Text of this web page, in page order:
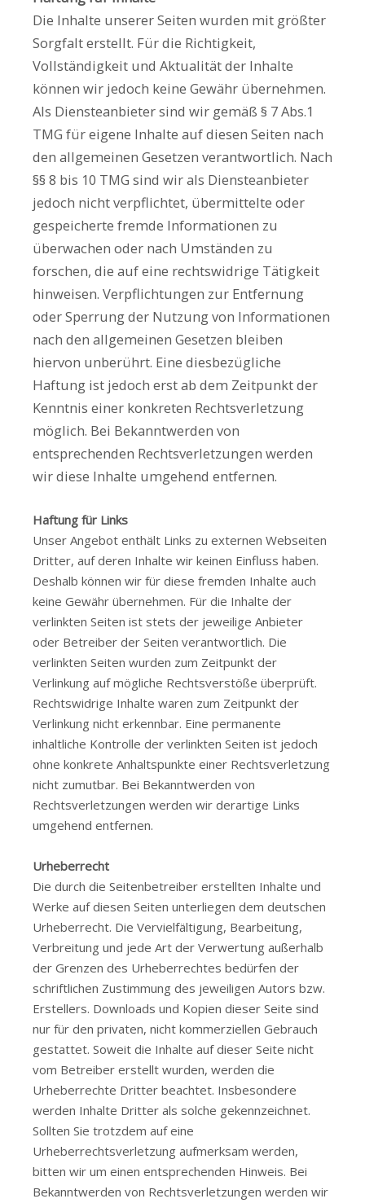
Die Inhalte unserer Seiten wurden mit größter
Sorgfalt erstellt. Für die Richtigkeit,
Vollständigkeit und Aktualität der Inhalte
können wir jedoch keine Gewähr übernehmen.
Als Diensteanbieter sind wir gemäß § 7 Abs.1
TMG für eigene Inhalte auf diesen Seiten nach
den allgemeinen Gesetzen verantwortlich. Nach
§§ 8 bis 10 TMG sind wir als Diensteanbieter
jedoch nicht verpflichtet, übermittelte oder
gespeicherte fremde Informationen zu
überwachen oder nach Umständen zu
forschen, die auf eine rechtswidrige Tätigkeit
hinweisen. Verpflichtungen zur Entfernung
oder Sperrung der Nutzung von Informationen
nach den allgemeinen Gesetzen bleiben
hiervon unberührt. Eine diesbezügliche
Haftung ist jedoch erst ab dem Zeitpunkt der
Kenntnis einer konkreten Rechtsverletzung
möglich. Bei Bekanntwerden von
entsprechenden Rechtsverletzungen werden
wir diese Inhalte umgehend entfernen.
Haftung für Links
Unser Angebot enthält Links zu externen Webseiten
Dritter, auf deren Inhalte wir keinen Einfluss haben.
Deshalb können wir für diese fremden Inhalte auch
keine Gewähr übernehmen. Für die Inhalte der
verlinkten Seiten ist stets der jeweilige Anbieter
oder Betreiber der Seiten verantwortlich. Die
verlinkten Seiten wurden zum Zeitpunkt der
Verlinkung auf mögliche Rechtsverstöße überprüft.
Rechtswidrige Inhalte waren zum Zeitpunkt der
Verlinkung nicht erkennbar. Eine permanente
inhaltliche Kontrolle der verlinkten Seiten ist jedoch
ohne konkrete Anhaltspunkte einer Rechtsverletzung
nicht zumutbar. Bei Bekanntwerden von
Rechtsverletzungen werden wir derartige Links
umgehend entfernen.
Urheberrecht
Die durch die Seitenbetreiber erstellten Inhalte und
Werke auf diesen Seiten unterliegen dem deutschen
Urheberrecht. Die Vervielfältigung, Bearbeitung,
Verbreitung und jede Art der Verwertung außerhalb
der Grenzen des Urheberrechtes bedürfen der
schriftlichen Zustimmung des jeweiligen Autors bzw.
Erstellers. Downloads und Kopien dieser Seite sind
nur für den privaten, nicht kommerziellen Gebrauch
gestattet. Soweit die Inhalte auf dieser Seite nicht
vom Betreiber erstellt wurden, werden die
Urheberrechte Dritter beachtet. Insbesondere
werden Inhalte Dritter als solche gekennzeichnet.
Sollten Sie trotzdem auf eine
Urheberrechtsverletzung aufmerksam werden,
bitten wir um einen entsprechenden Hinweis. Bei
Bekanntwerden von Rechtsverletzungen werden wir